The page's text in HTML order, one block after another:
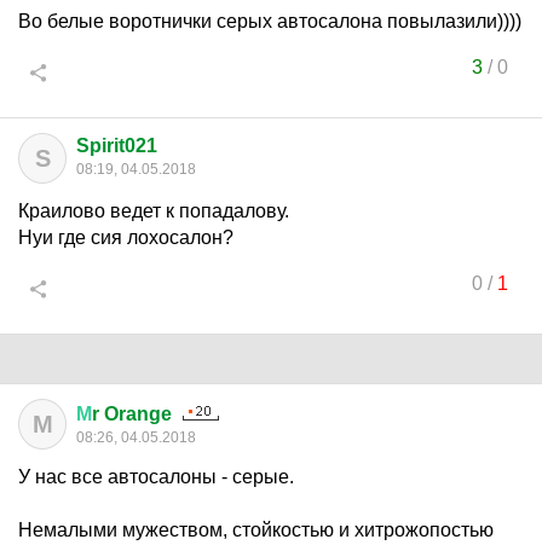
Во белые воротнички серых автосалона повылазили))))
3/0
S Spirit021
08:19, 04.05.2018
Краилово ведет к попадалову.
Нуи где сия лохосалон?
0/ 1
М Мr Orange
08:26, 04.05.2018
У нас все автосалоны - серые.
Немалыми мужеством, стойкостью и хитрожопостью